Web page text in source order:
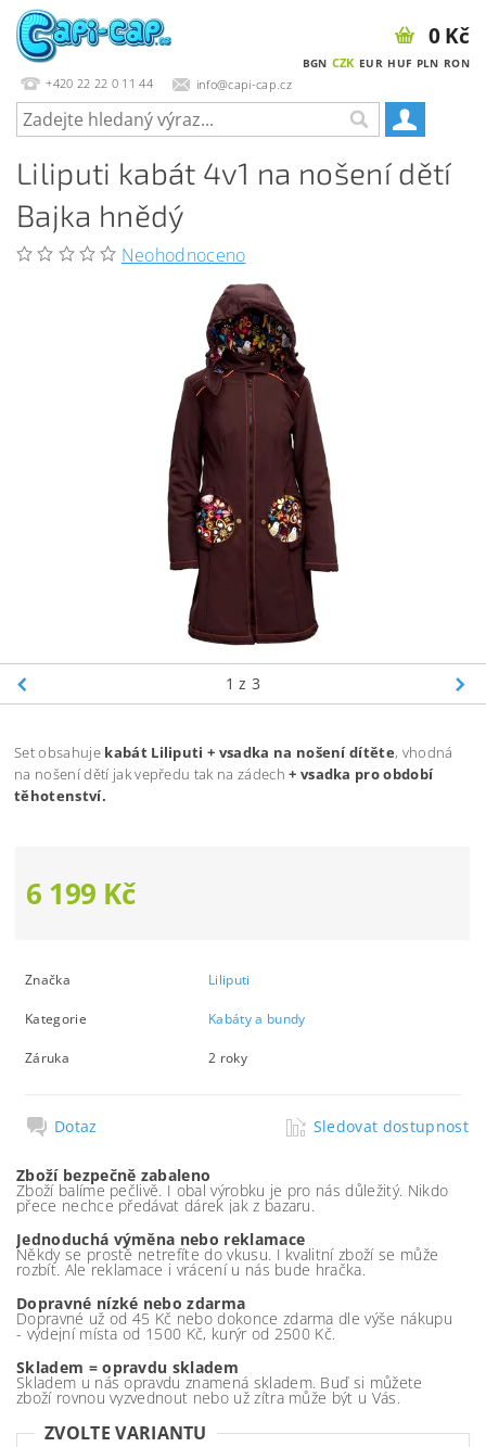
+420 22 22 0 11 44 info@capi-cap.cz
BGN CZK EUR HUF PLN RON
0 Kč
Liliputi kabát 4v1 na nošení dětí
Bajka hnědý
Neohodnoceno
1 z 3
Set obsahuje kabát Liliputi + vsadka na nošení dítěte, vhodná
na nošení dětí jak vepředu tak na zádech + vsadka pro období
těhotenství.
6 199 Kč
Značka Liliputi
Kategorie Kabáty a bundy
Záruka 2 roky
Dotaz Sledovat dostupnost
Zboží bezpečně zabaleno
Zboží balíme pečlivě. I obal výrobku je pro nás důležitý. Nikdo
přece nechce předávat dárek jak z bazaru.
Jednoduchá výměna nebo reklamace
Někdy se prostě netrefíte do vkusu. I kvalitní zboží se může
rozbít. Ale reklamace i vrácení u nás bude hračka.
Dopravné nízké nebo zdarma
Dopravné už od 45 Kč nebo dokonce zdarma dle výše nákupu
- výdejní místa od 1500 Kč, kurýr od 2500 Kč.
Skladem = opravdu skladem
Skladem u nás opravdu znamená skladem. Buď si můžete
zboží rovnou vyzvednout nebo už zítra může být u Vás.
ZVOLTE VARIANTU